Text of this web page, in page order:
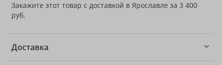
Закажите этот товар с доставкой в Ярославле за 3 400
руб.
Доставка